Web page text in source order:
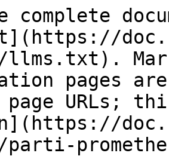
complete
llms.txt).
pages
URLs;
parti-